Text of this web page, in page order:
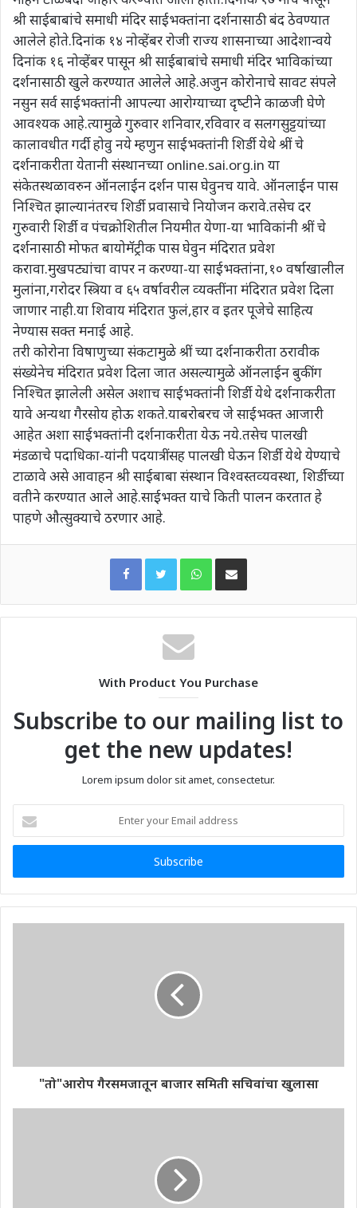
श्री साईबाबांचे समाधी मंदिर साईभक्‍तांना दर्शनासाठी बंद ठेवण्‍यात
आलेले होते.दिनांक १४ नोव्‍हेंबर रोजी राज्‍य शासनाच्‍या आदेशान्‍वये
दिनांक १६ नोव्‍हेंबर पासून श्री साईबाबांचे समाधी मंदिर भाविकांच्‍या
दर्शनासाठी खुले करण्‍यात आलेले आहे.अजुन कोरोनाचे सावट संपले
नसुन सर्व साईभक्‍तांनी आपल्‍या आरोग्‍याच्‍या दृष्‍टीने काळजी घेणे
आवश्‍यक आहे.त्‍यामुळे गुरुवार शनिवार,रविवार व सलगसुट्टयांच्‍या
कालावधीत गर्दी होवु नये म्‍हणुन साईभक्‍तांनी शिर्डी येथे श्रीं चे
दर्शनाकरीता येतानी संस्‍थानच्‍या online.sai.org.in या
संकेतस्‍थळावरुन ऑनलाईन दर्शन पास घेवुनच यावे. ऑनलाईन पास
निश्चित झाल्‍यानंतरच शिर्डी प्रवासाचे नियोजन करावे.तसेच दर
गुरुवारी शिर्डी व पंचक्रोशितील नियमीत येणा-या भाविकांनी श्रीं चे
दर्शनासाठी मोफत बायोमॅट्रीक पास घेवुन मंदिरात प्रवेश
करावा.मुखपट्यांचा वापर न करण्‍या-या साईभक्‍तांना,१० वर्षाखालील
मुलांना,गरोदर स्त्रिया व ६५ वर्षावरील व्‍यक्‍तींना मंदिरात प्रवेश दिला
जाणार नाही.या शिवाय मंदिरात फुलं,हार व इतर पूजेचे साहित्‍य
नेण्‍यास सक्‍त मनाई आहे.
तरी कोरोना विषाणुच्‍या संकटामुळे श्रीं च्‍या दर्शनाकरीता ठरावीक
संख्‍येनेच मंदिरात प्रवेश दिला जात असल्‍यामुळे ऑनलाईन बुकींग
निश्चित झालेली असेल अशाच साईभक्‍तांनी शिर्डी येथे दर्शनाकरीता
यावे अन्‍यथा गैरसोय होऊ शकते.याबरोबरच जे साईभक्‍त आजारी
आहेत अशा साईभक्‍तांनी दर्शनाकरीता येऊ नये.तसेच पालखी
मंडळाचे पदाधिका-यांनी पदयात्रींसह पालखी घेऊन शिर्डी येथे येण्‍याचे
टाळावे असे आवाहन श्री साईबाबा संस्‍थान विश्‍वस्‍तव्‍यवस्‍था, शिर्डीच्‍या
वतीने करण्‍यात आले आहे.साईभक्त याचे किती पालन करतात हे
पाहणे औत्सुक्याचे ठरणार आहे.
WhatsAppShare via Email
With Product You Purchase
Subscribe to our mailing list to
get the new updates!
Lorem ipsum dolor sit amet, consectetur.
your
Email
"तो"आरोप गैरसमजातून बाजार समिती सचिवांचा खुलासा